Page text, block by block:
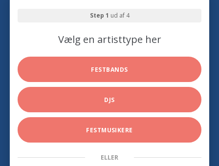
Step 1 ud af 4
Vælg en artisttype her
FESTBANDS
DJS
FESTMUSIKERE
ELLER